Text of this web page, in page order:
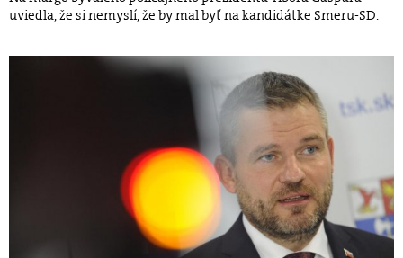
uviedla, že si nemyslí, že by mal byť na kandidátke Smeru-SD.